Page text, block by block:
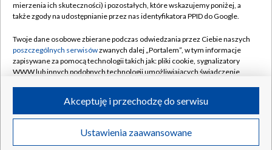
Naziemna Telewizja Cyfrowa
Rada Programowa
System NOS
Informacje o nadawcy
Program dla prasy
Ogłoszenie przetargowe
Pomoc
Kontakt
Kanały
©2026 Telewizja Polska S.A. w likwidacji
mierzenia ich skuteczności) i pozostałych, które wskazujemy poniżej, a
także zgody na udostępnianie przez nas identyfikatora PPID do Google.
Twoje dane osobowe zbierane podczas odwiedzania przez Ciebie naszych
poszczególnych serwisówzwanych dalej „Portalem”, w tym informacje
zapisywane za pomocą technologii takich jak: pliki cookie, sygnalizatory
WWW lub innych podobnych technologii umożliwiających świadczenie
ruchu w Internecie.
Twoje dane osobowe zbierane podczas odwiedzania przez Ciebie
poszczególnych serwisówna Portalu, takie jak adresy IP, identyfikatory
Ustawienia zaawansowane
Akceptuję i przechodzę do serwisu